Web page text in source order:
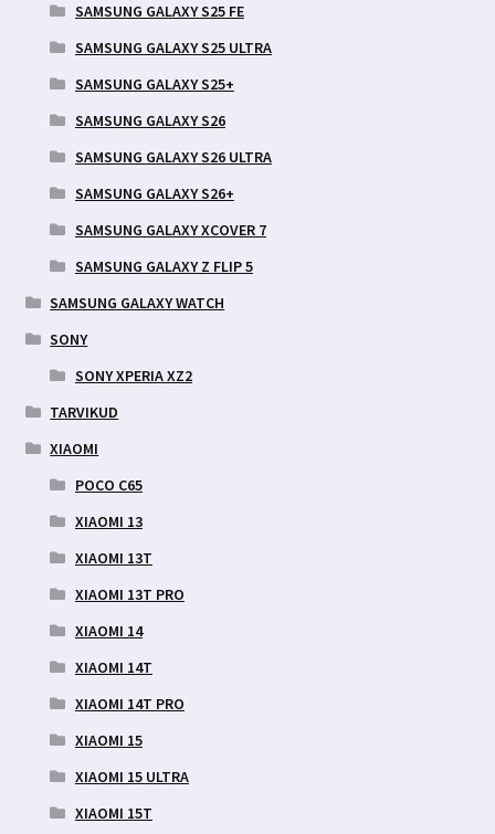
SAMSUNG GALAXY S25 FE
SAMSUNG GALAXY S25 ULTRA
SAMSUNG GALAXY S25+
SAMSUNG GALAXY S26
SAMSUNG GALAXY S26 ULTRA
SAMSUNG GALAXY S26+
SAMSUNG GALAXY XCOVER 7
SAMSUNG GALAXY Z FLIP 5
SAMSUNG GALAXY WATCH
SONY
SONY XPERIA XZ2
TARVIKUD
XIAOMI
POCO C65
XIAOMI 13
XIAOMI 13T
XIAOMI 13T PRO
XIAOMI 14
XIAOMI 14T
XIAOMI 14T PRO
XIAOMI 15
XIAOMI 15 ULTRA
XIAOMI 15T